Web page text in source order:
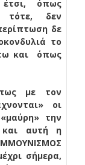
όπως
τότε, δεν
δε
το
και όπως
με τον
οι
την
και αυτή η
σήμερα,